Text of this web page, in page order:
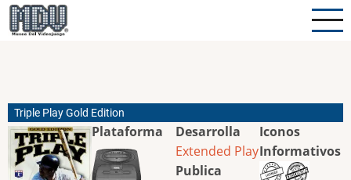
Pasar
al
Triple Play Gold Edition
Plataforma
Desarrolla
Extended Play
Publica
Iconos
Informativos